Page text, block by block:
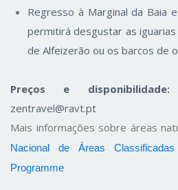
Regresso à Marginal da Baia
permitirá desgustar as
de Alfeizerão ou os barcos de
Preços e
zentravel@ravt.pt
Mais informações sobre áreas
Nacional de Áreas Classificadas
Programme